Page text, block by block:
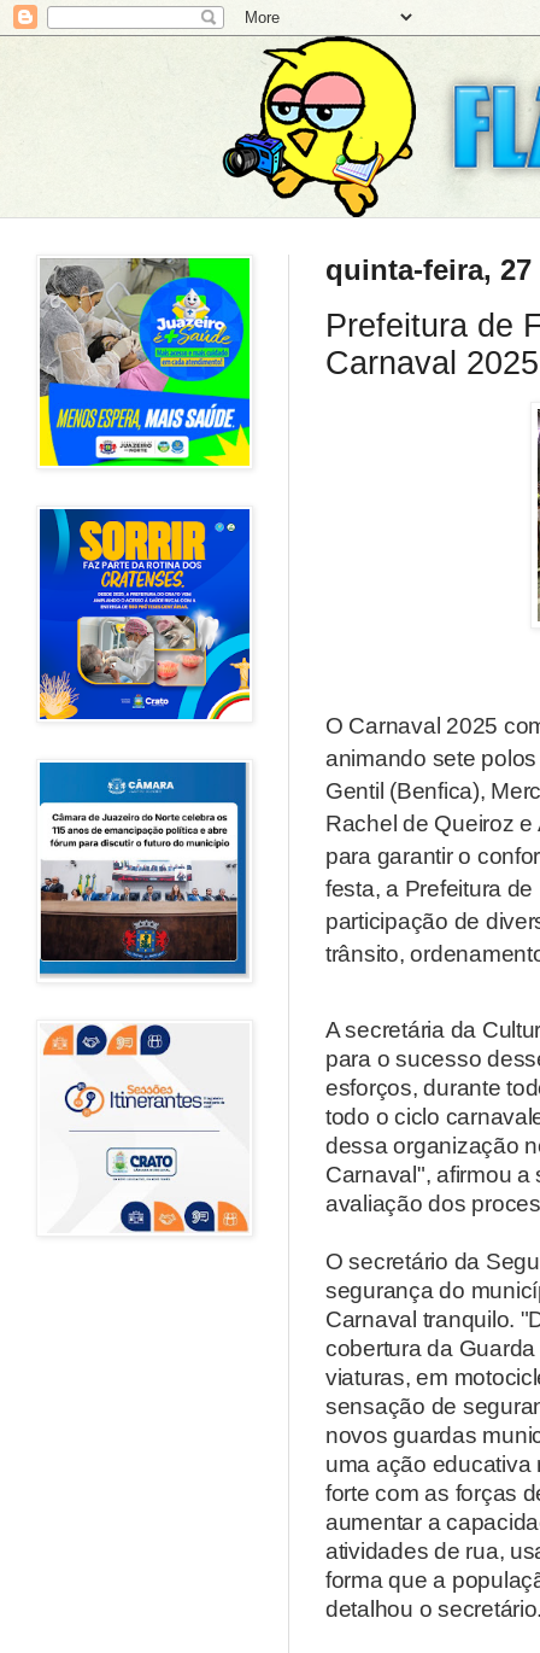
quinta-feira, 27
Prefeitura de
Carnaval 2025
O Carnaval 2025
animando sete
Gentil (Benfica),
Rachel de Queiroz
para garantir o
festa, a Prefeitura
participação de
trânsito,
A secretária da
para o sucesso
esforços, durante
todo o ciclo
dessa organização
Carnaval", afirmou
avaliação dos
O secretário da
segurança do
Carnaval tranquilo.
cobertura da
viaturas, em
sensação de
novos guardas
uma ação educativa
forte com as forças
aumentar a
atividades de rua,
forma que a
detalhou o